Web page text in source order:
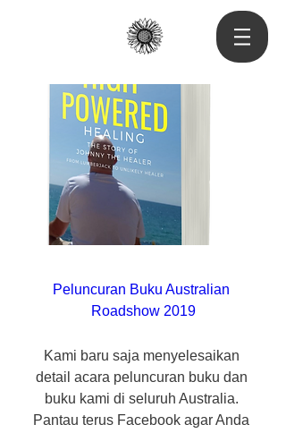
Peluncuran Buku Australian
Roadshow 2019
Kami baru saja menyelesaikan
detail acara peluncuran buku dan
buku kami di seluruh Australia.
Pantau terus Facebook agar Anda